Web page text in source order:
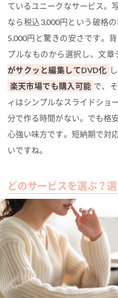
ているユニークなサービス。
なら税込3,000円という破格
5,000円と驚きの安さです。
プルなものから選択し、文章
がサクッと編集してDVD化
楽天市場でも購入可能 で、
ィはシンプルなスライドショ
分で作る時間がない。でも格
心強い味方です。短納期で対
いですね。
どのサービスを選ぶ？